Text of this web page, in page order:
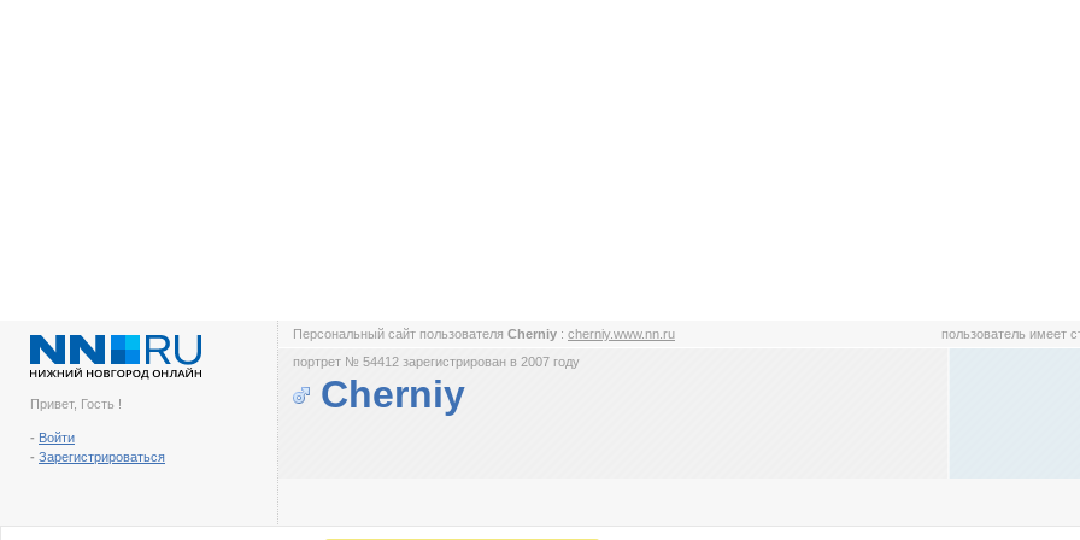
Привет, Гость !
- Войти
- Зарегистрироваться
Персональный сайт пользователя Cherniy : cherniy.www.nn.ru пользователь имеет
портрет № 54412 зарегистрирован в 2007 году
Cherniy